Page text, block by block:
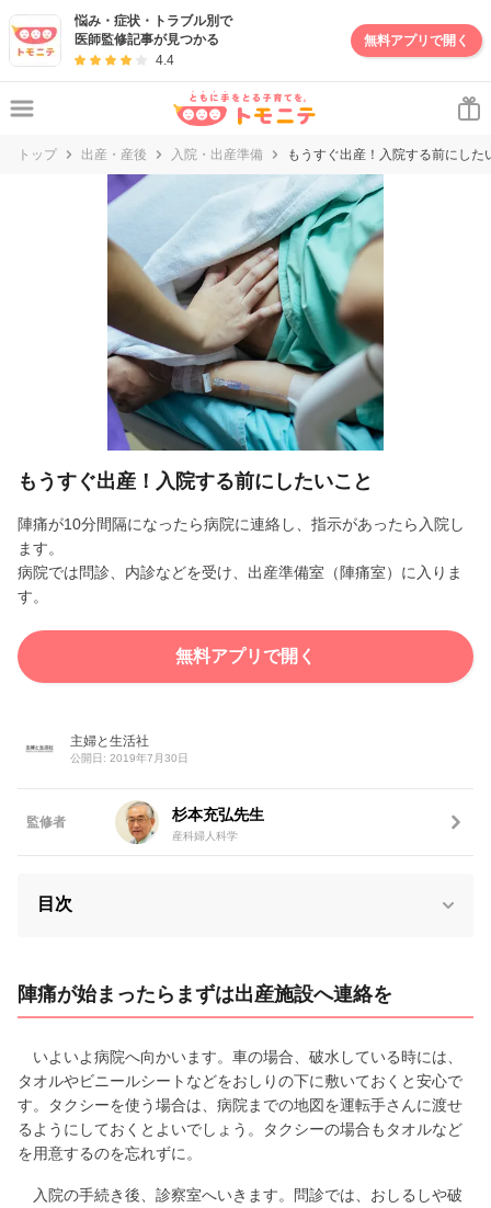
悩み・症状・トラブル別で
医師監修記事が見つかる
4.4
無料アプリで開く
トップ 出産・産後 入院・出産準備 もうすぐ出産！入院する前にした
もうすぐ出産！入院する前にしたいこと
陣痛が10分間隔になったら病院に連絡し、指示があったら入院し
ます。
病院では問診、内診などを受け、出産準備室（陣痛室）に入りま
す。
無料アプリで開く
主婦と生活社
公開日: 2019年7月30日
監修者 杉本充弘先生
産科婦人科学
目次
陣痛が始まったらまずは出産施設へ連絡を
いよいよ病院へ向かいます。車の場合、破水している時には、
タオルやビニールシートなどをおしりの下に敷いておくと安心で
す。タクシーを使う場合は、病院までの地図を運転手さんに渡せ
るようにしておくとよいでしょう。タクシーの場合もタオルなど
を用意するのを忘れずに。
入院の手続き後、診察室へいきます。問診では、おしるしや破
妊娠・出産・子育て情報サイト | トモニテ